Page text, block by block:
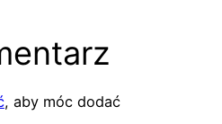
, aby móc dodać